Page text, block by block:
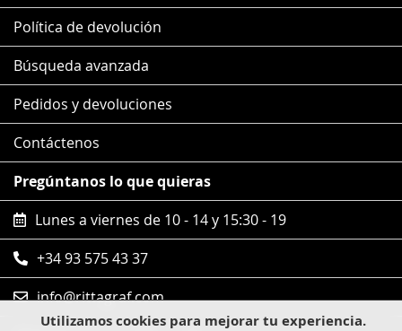
Utilizamos cookies para mejorar tu experiencia.
Política de devolución
Búsqueda avanzada
Pedidos y devoluciones
Contáctenos
Pregúntanos lo que quieras
Lunes a viernes de 10 - 14 y 15:30 - 19
+34 93 575 43 37
info@rittagraf.com